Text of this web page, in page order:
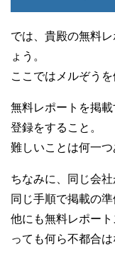
では、貴殿の無料
ょう。
ここではメルぞう
無料レポートを掲
登録をすること。
難しいことは何一つ
ちなみに、同じ会
同じ手順で掲載の準
他にも無料レポー
っても何ら不都合は